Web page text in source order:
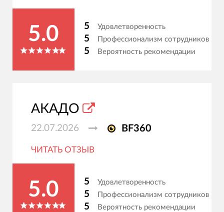
5.0 5 Удовлетворенность
5 Профессионализм сотрудников
5 Вероятность рекомендации
АКАДО
22.07.2026 BF360
ЧИТАТЬ ОТЗЫВ
5.0 5 Удовлетворенность
5 Профессионализм сотрудников
5 Вероятность рекомендации